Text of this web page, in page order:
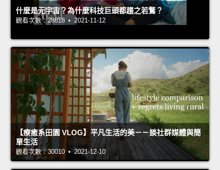
什麼是元宇宙？為什麼科技巨頭都趨之若鶩？
觀看次數：28818 • 2021-11-12
【療癒系田園 VLOG】平凡生活的美－－談社群媒體與簡
單生活
觀看次數：30010 • 2021-12-10